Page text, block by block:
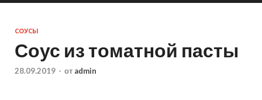
СОУСЫ
Соус из томатной пасты
28.09.2019 - от admin